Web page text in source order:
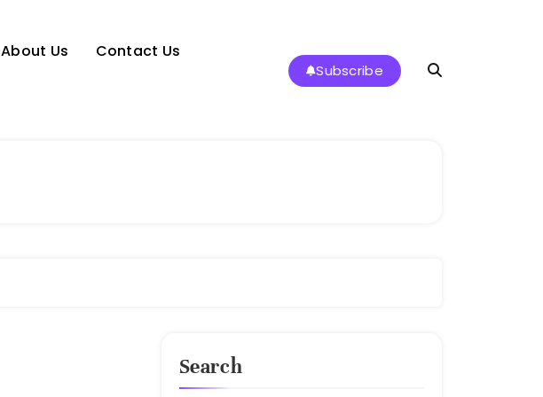
About Us
Contact Us
Subscribe
Search